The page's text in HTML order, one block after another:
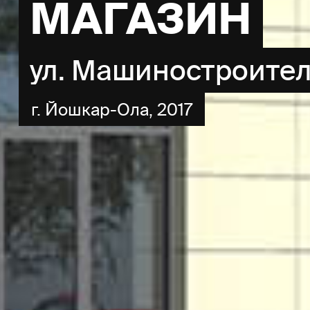
МАГАЗИН
ул.
г. Йошкар-Ола, 2017